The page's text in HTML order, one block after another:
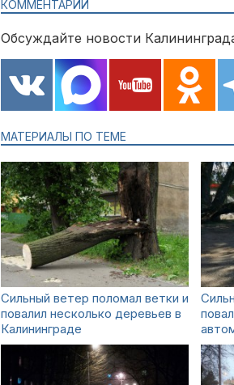
КОММЕНТАРИИ
Обсуждайте новости
МАТЕРИАЛЫ ПО ТЕМЕ
Сильный ветер поломал ветки и
повалил несколько деревьев в
Калининграде